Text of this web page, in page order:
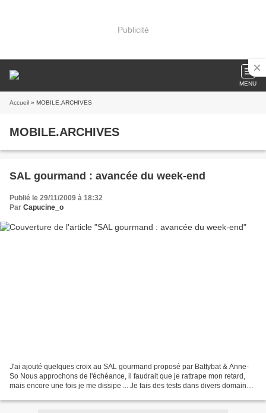
Publicité
MENU
Accueil » MOBILE.ARCHIVES
MOBILE.ARCHIVES
SAL gourmand : avancée du week-end
Publié le 29/11/2009 à 18:32
Par Capucine_o
J'ai ajouté quelques croix au SAL gourmand proposé par Battybat & Anne-
So Nous approchons de l'échéance, il faudrait que je rattrape mon retard,
mais encore une fois je me dissipe ... Je fais des tests dans divers domaines,